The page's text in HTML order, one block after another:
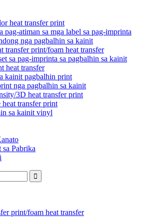
heat transfer print
pag-atiman sa mga label sa pag-imprinta
nga pagbalhin sa kainit
transfer print/foam heat transfer
sa pag-imprinta sa pagbalhin sa kainit
heat transfer
kainit pagbalhin print
nga pagbalhin sa kainit
3D heat transfer print
heat transfer print
sa kainit vinyl
sa Pabrika
print/foam heat transfer